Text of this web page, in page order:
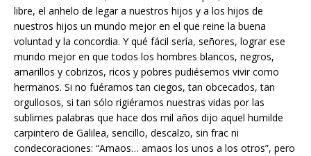
libre, el anhelo de legar a nuestros hijos y a los hijos de
nuestros hijos un mundo mejor en el que reine la buena
voluntad y la concordia. Y qué fácil sería, señores, lograr ese
mundo mejor en que todos los hombres blancos, negros,
amarillos y cobrizos, ricos y pobres pudiésemos vivir como
hermanos. Si no fuéramos tan ciegos, tan obcecados, tan
orgullosos, si tan sólo rigiéramos nuestras vidas por las
sublimes palabras que hace dos mil años dijo aquel humilde
carpintero de Galilea, sencillo, descalzo, sin frac ni
condecoraciones: “Amaos… amaos los unos a los otros”, pero